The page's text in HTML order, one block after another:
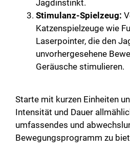
Jagdinstinkt.
Stimulanz-Spielzeug:
Katzenspielzeuge wie
Laserpointer, die den
unvorhergesehene
Geräusche stimulieren.
Starte mit kurzen Einheiten
Intensität und Dauer
umfassendes und
Bewegungsprogramm zu